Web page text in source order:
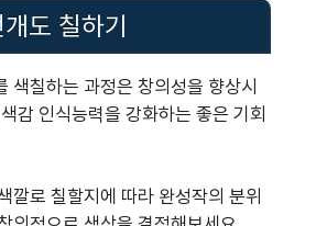
도 칠하기
색칠하는 과정은 창의성을 향상시
감 인식능력을 강화하는 좋은 기회
깔로 칠할지에 따라 완성작의 분위